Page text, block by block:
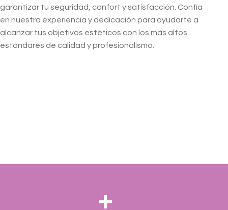
garantizar tu seguridad, confort y satisfacción. Confía
en nuestra experiencia y dedicación para ayudarte a
alcanzar tus objetivos estéticos con los más altos
estándares de calidad y profesionalismo.